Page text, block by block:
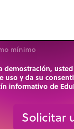
mínimo
demostración,
uso y da su
informativo de
Solicitar